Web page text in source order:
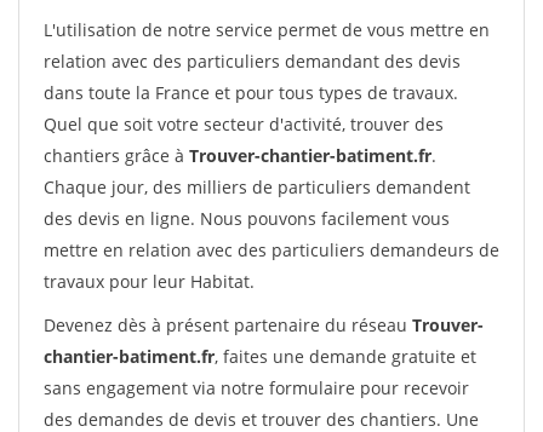
L'utilisation de notre service permet de vous mettre en
relation avec des particuliers demandant des devis
dans toute la France et pour tous types de travaux.
Quel que soit votre secteur d'activité, trouver des
chantiers grâce à Trouver-chantier-batiment.fr.
Chaque jour, des milliers de particuliers demandent
des devis en ligne. Nous pouvons facilement vous
mettre en relation avec des particuliers demandeurs de
travaux pour leur Habitat.
Devenez dès à présent partenaire du réseau Trouver-
chantier-batiment.fr, faites une demande gratuite et
sans engagement via notre formulaire pour recevoir
des demandes de devis et trouver des chantiers. Une